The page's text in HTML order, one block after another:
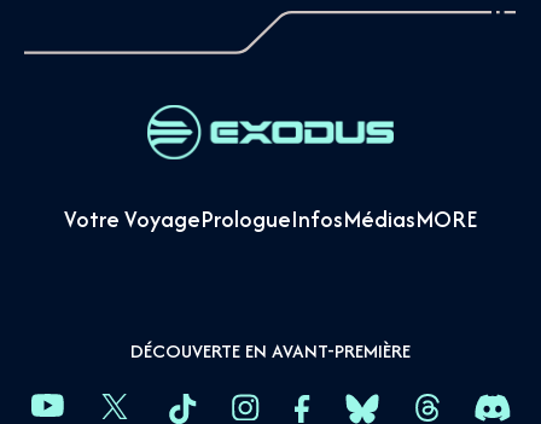
Votre VoyagePrologueInfosMédiasMORE
DÉCOUVERTE EN AVANT-PREMIÈRE